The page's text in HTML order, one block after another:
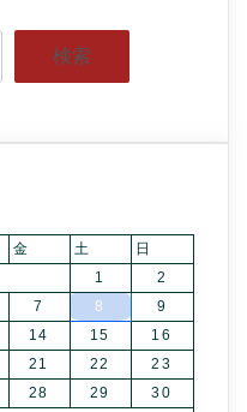
検索
金 土
日
1
2
7 8
9
14 15
16
21 22
23
28 29
30